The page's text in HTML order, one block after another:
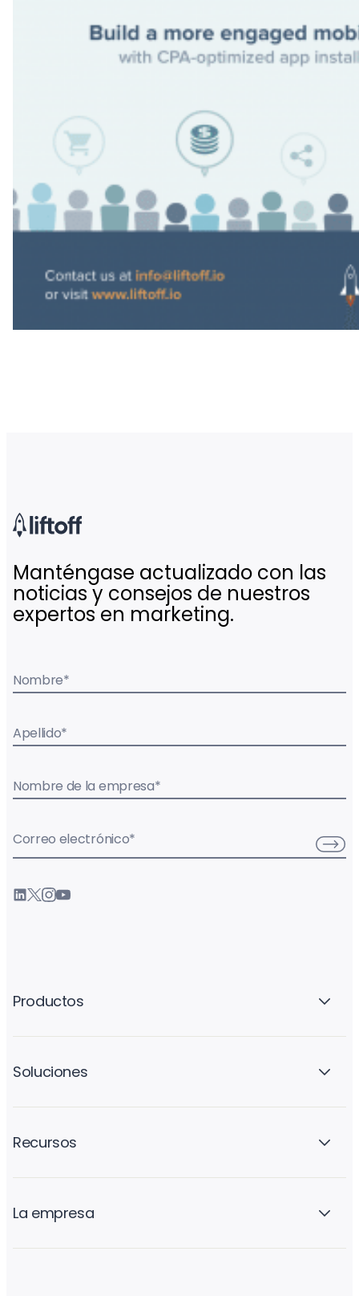
Manténgase actualizado con las
noticias y consejos de nuestros
expertos en marketing.
Nombre*
Apellido*
Nombre de la empresa*
Correo electrónico*
Productos
Soluciones
Recursos
La empresa